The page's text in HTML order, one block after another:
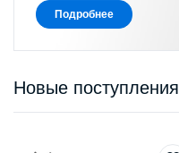
Подробнее
Новые поступления